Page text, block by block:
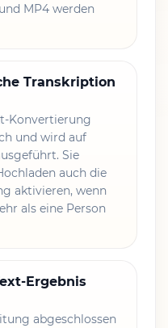
MP4 werden
Transkription
Konvertierung
und wird auf
Sie
auch die
aktivieren, wenn
als eine Person
Ergebnis
abgeschlossen